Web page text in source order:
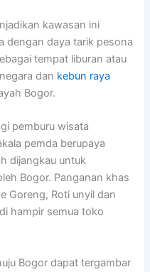
kawasan ini
dengan daya tarik pesona
tempat liburan atau
dan kebun raya
Bogor.
pemburu wisata
pemda berupaya
dijangkau untuk
Bogor. Panganan khas
Goreng, Roti unyil dan
hampir semua toko
Bogor dapat tergambar